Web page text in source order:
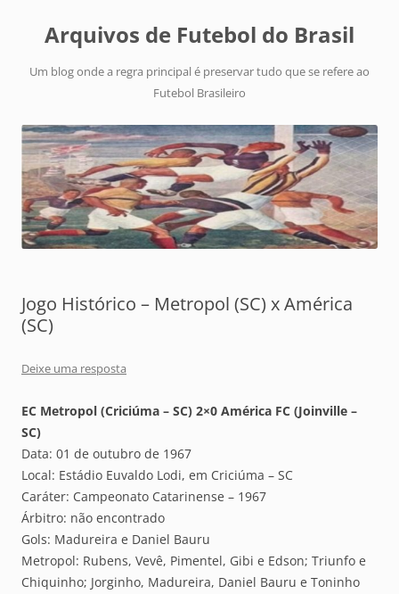
Arquivos de Futebol do Brasil
Um blog onde a regra principal é preservar tudo que se refere ao
Futebol Brasileiro
Jogo Histórico – Metropol (SC) x América
(SC)
Deixe uma resposta
EC Metropol (Criciúma – SC) 2×0 América FC (Joinville –
SC)
Data: 01 de outubro de 1967
Local: Estádio Euvaldo Lodi, em Criciúma – SC
Caráter: Campeonato Catarinense – 1967
Árbitro: não encontrado
Gols: Madureira e Daniel Bauru
Metropol: Rubens, Vevê, Pimentel, Gibi e Edson; Triunfo e
Chiquinho; Jorginho, Madureira, Daniel Bauru e Toninho